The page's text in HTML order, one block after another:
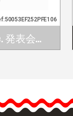
Happy Dance. 発表会やレッスン用フラメンコスカ－ト. Ref.&hellip;